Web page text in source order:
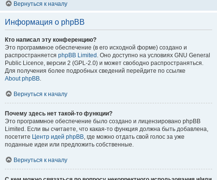
Вернуться к началу
Информация о phpBB
Кто написал эту конференцию?
Это программное обеспечение (в его исходной форме) создано и
распространяется phpBB Limited . Оно доступно на условиях GNU General
Public Licence, версии 2 (GPL-2.0) и может свободно распространяться.
Для получения более подробных сведений перейдите по ссылке
About phpBB.
Вернуться к началу
Почему здесь нет такой-то функции?
Это программное обеспечение было создано и лицензировано phpBB
Limited. Если вы считаете, что какая-то функция должна быть добавлена,
посетите Центр идей phpBB, где можно отдать свой голос за уже
поданные идеи или предложить собственные.
Вернуться к началу